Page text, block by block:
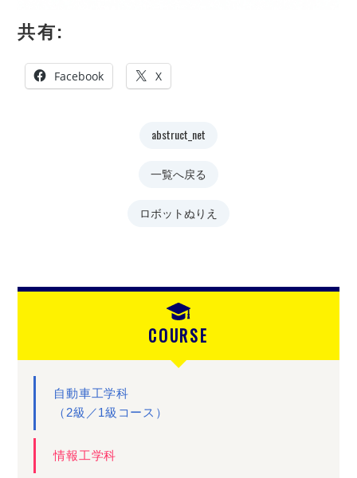
共有:
Facebook X
abstruct_net
一覧へ戻る
ロボットぬりえ
COURSE
自動車工学科
（2級／1級コース）
情報工学科